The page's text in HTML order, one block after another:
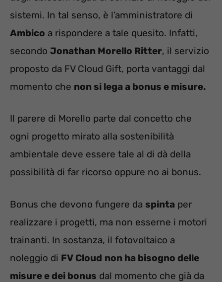
sistemi. In tal senso, è l’amministratore di
Ambico a rispondere a tale quesito. Infatti,
secondo Jonathan Morello Ritter, il servizio
proposto da FV Cloud Gift, porta vantaggi dal
momento che non si lega a bonus e misure.
Il parere di Morello parte dal concetto che
ogni progetto mirato alla sostenibilità
ambientale deve essere tale al di dà della
possibilità di far ricorso oppure no ai bonus.
Bonus che devono fungere da spinta per
realizzare i progetti, ma non esserne i motori
trainanti. In sostanza, il fotovoltaico a
noleggio di FV Cloud non ha bisogno delle
misure e dei bonus dal momento che già da